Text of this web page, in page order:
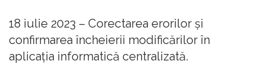
18 iulie 2023 – Corectarea erorilor și
confirmarea încheierii modificărilor în
aplicația informatică centralizată.